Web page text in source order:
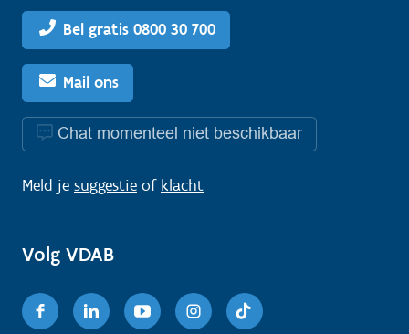
Bel gratis 0800 30 700
Mail ons
Chat momenteel niet beschikbaar
Meld je suggestie of klacht
Volg VDAB
FacebookLinkedinYoutubeInstagram